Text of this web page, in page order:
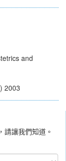
and
2003
讓我們知道。